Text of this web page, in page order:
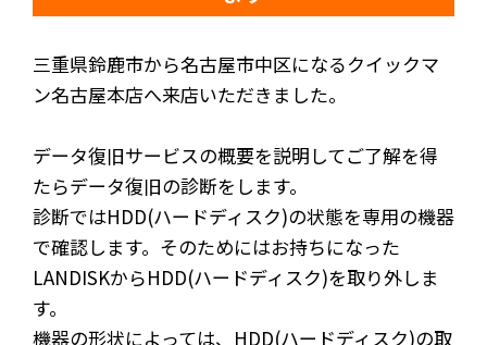
三重県鈴鹿市から名古屋市中区になるクイックマ
ン名古屋本店へ来店いただきました。
データ復旧サービスの概要を説明してご了解を得
たらデータ復旧の診断をします。
診断ではHDD(ハードディスク)の状態を専用の機器
で確認します。そのためにはお持ちになった
LANDISKからHDD(ハードディスク)を取り外しま
す。
機器の形状によっては、HDD(ハードディスク)の取